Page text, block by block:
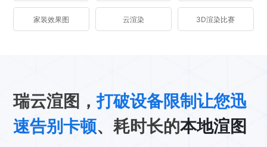
家装效果图 云渲染 3D渲染比赛
瑞云渲图，打破设备限制让您迅
速告别卡顿、耗时长的本地渲图